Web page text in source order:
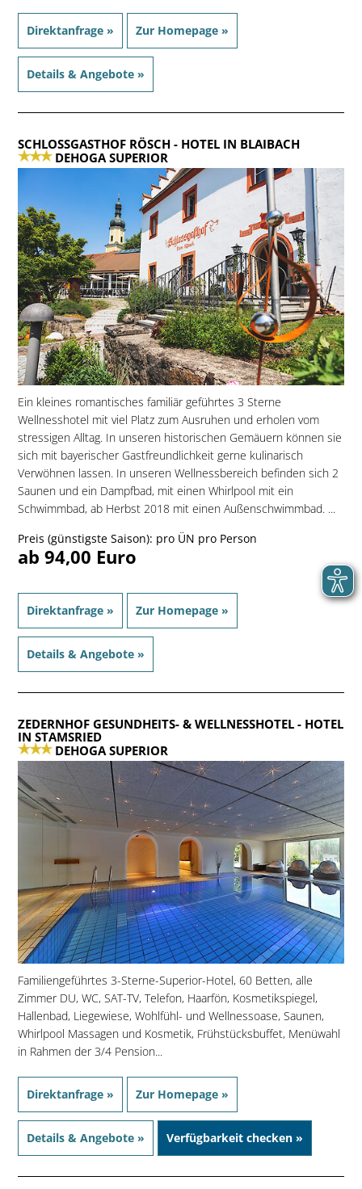
Direktanfrage » Zur Homepage »
Details & Angebote »
SCHLOSSGASTHOF RÖSCH- HOTEL IN BLAIBACH
DEHOGA SUPERIOR
Ein kleines romantisches familiär geführtes 3 Sterne
Wellnesshotel mit viel Platz zum Ausruhen und erholen vom
stressigen Alltag. In unseren historischen Gemäuern können sie
sich mit bayerischer Gastfreundlichkeit gerne kulinarisch
Verwöhnen lassen. In unseren Wellnessbereich befinden sich 2
Saunen und ein Dampfbad, mit einen Whirlpool mit ein
Schwimmbad, ab Herbst 2018 mit einen Außenschwimmbad. ...
Preis (günstigste Saison): pro ÜN pro Person
ab 94,00 Euro
Direktanfrage » Zur Homepage »
Details & Angebote »
ZEDERNHOF GESUNDHEITS- & WELLNESSHOTEL- HOTEL
IN STAMSRIED
DEHOGA SUPERIOR
Familiengeführtes 3-Sterne-Superior-Hotel, 60 Betten, alle
Zimmer DU, WC, SAT-TV, Telefon, Haarfön, Kosmetikspiegel,
Hallenbad, Liegewiese, Wohlfühl- und Wellnessoase, Saunen,
Whirlpool Massagen und Kosmetik, Frühstücksbuffet, Menüwahl
in Rahmen der 3/4 Pension...
Direktanfrage » Zur Homepage »
Details & Angebote » Verfügbarkeit checken »